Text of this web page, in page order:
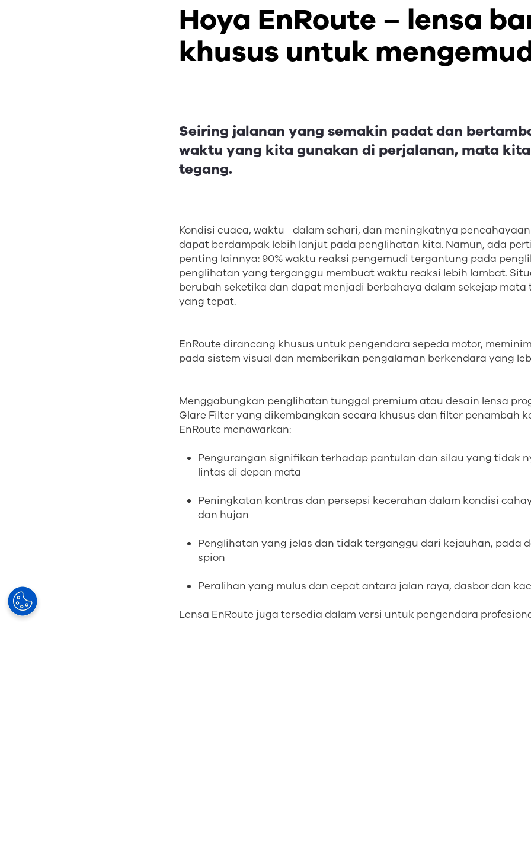
Hoya EnRoute – lensa
khusus untuk
Seiring jalanan yang semakin padat dan
waktu yang kita gunakan di perjalanan, mata
tegang.
Kondisi cuaca, waktu dalam sehari, dan meningkatnya
dapat berdampak lebih lanjut pada penglihatan kita. Namun, ada
penting lainnya: 90% waktu reaksi pengemudi tergantung pada
penglihatan yang terganggu membuat waktu reaksi lebih lambat.
berubah seketika dan dapat menjadi berbahaya dalam sekejap
yang tepat.
EnRoute dirancang khusus untuk pengendara sepeda motor,
pada sistem visual dan memberikan pengalaman berkendara yang
Menggabungkan penglihatan tunggal premium atau desain lensa
Glare Filter yang dikembangkan secara khusus dan filter penambah
EnRoute menawarkan:
Pengurangan signifikan terhadap pantulan dan silau yang tidak
lintas di depan mata
Peningkatan kontras dan persepsi kecerahan dalam kondisi
dan hujan
Penglihatan yang jelas dan tidak terganggu dari kejauhan, pada
spion
Peralihan yang mulus dan cepat antara jalan raya, dasbor dan
Lensa EnRoute juga tersedia dalam versi untuk pengendara